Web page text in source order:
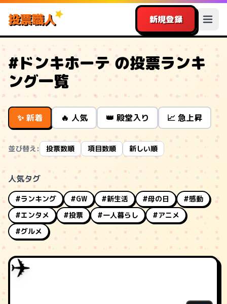
投票職人 新規登録
#ドンキホーテ の投票ランキ
ング一覧
✨ 新着 🔥 人気 👑 殿堂入り 📈 急上昇
並び替え: 投票数順 項目数順 新しい順
人気タグ
#ランキング #GW #新生活 #母の日
#感動
#エンタメ
#投票 #一人暮らし
#アニメ
#グルメ
✈️